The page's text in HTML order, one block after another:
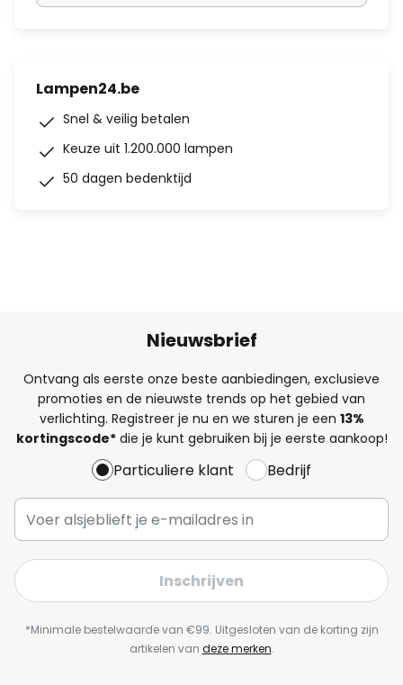
Lampen24.be
Snel & veilig betalen
Keuze uit 1.200.000 lampen
50 dagen bedenktijd
Nieuwsbrief
Ontvang als eerste onze beste aanbiedingen, exclusieve
promoties en de nieuwste trends op het gebied van
verlichting. Registreer je nu en we sturen je een 13%
kortingscode*die je kunt gebruiken bij je eerste aankoop!
Particuliere klant Bedrijf
Inschrijven
*Minimale bestelwaarde van €99. Uitgesloten van de korting zijn
artikelen van deze merken.